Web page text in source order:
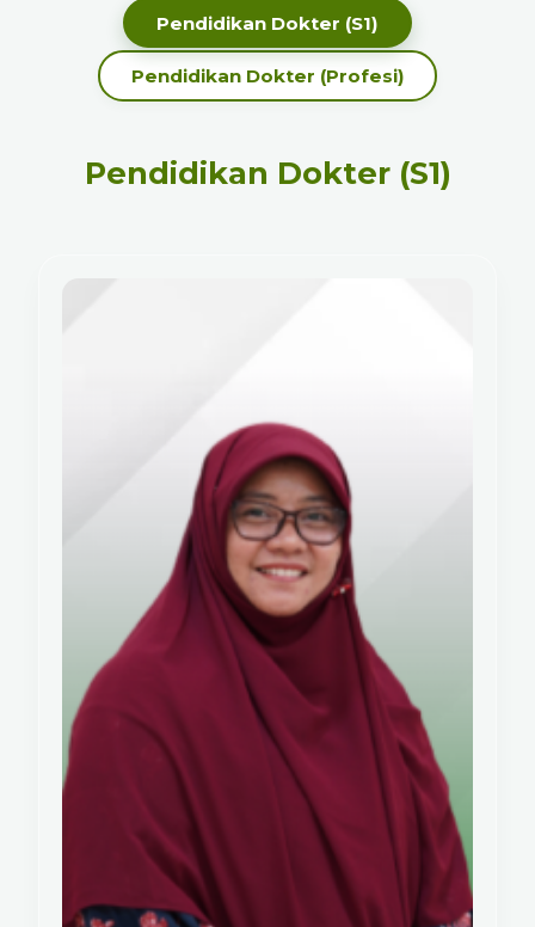
Pendidikan Dokter (S1)
Pendidikan Dokter (Profesi)
Pendidikan Dokter (S1)